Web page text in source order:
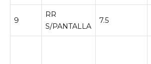
9
RR
S/PANTALLA
7.5